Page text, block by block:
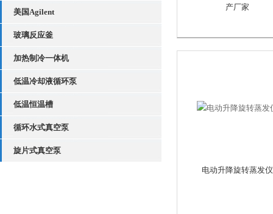
美国Agilent
玻璃反应釜
加热制冷一体机
低温冷却液循环泵
低温恒温槽
循环水式真空泵
旋片式真空泵
产厂家
电动升降旋转蒸发仪